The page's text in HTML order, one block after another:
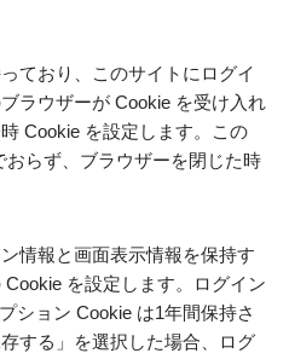
ており、このサイトにログイ
ラウザーが Cookie を受け入れ
Cookie を設定します。この
らず、ブラウザーを閉じた時
情報と画面表示情報を保持す
を設定します。ログイン
ション Cookie は1年間保持さ
する」を選択した場合、ログ